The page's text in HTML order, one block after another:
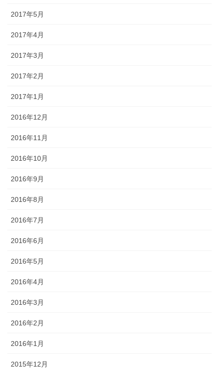
2017年5月
2017年4月
2017年3月
2017年2月
2017年1月
2016年12月
2016年11月
2016年10月
2016年9月
2016年8月
2016年7月
2016年6月
2016年5月
2016年4月
2016年3月
2016年2月
2016年1月
2015年12月